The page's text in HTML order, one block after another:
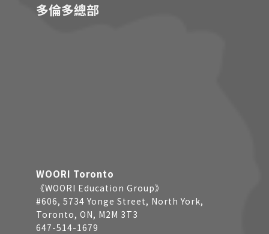
多倫多總部
WOORI Toronto
《WOORI Education Group》
#606, 5734 Yonge Street, North York,
Toronto, ON, M2M 3T3
647-514-1679